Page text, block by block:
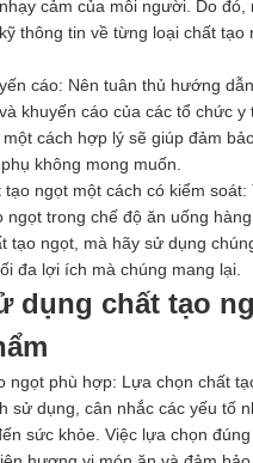
cảm của mỗi người. Do đó,
thông tin về từng loại chất tạo
cáo: Nên tuân thủ hướng
khuyến cáo của các tổ chức y
cách hợp lý sẽ giúp đảm
không mong muốn.
tạo ngọt một cách có kiểm
ngọt trong chế độ ăn uống
tạo ngọt, mà hãy sử dụng
đa lợi ích mà chúng mang lại.
dụng chất tạo
ngọt phù hợp: Lựa chọn chất
sử dụng, cân nhắc các yếu tố
sức khỏe. Việc lựa chọn